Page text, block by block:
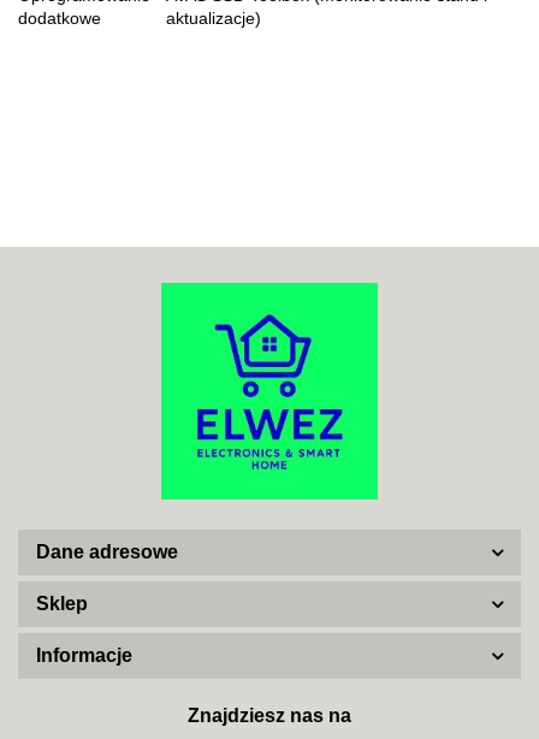
dodatkowe
aktualizacje)
ACO
ADATA
AJAX SYSTEMS
Dane adresowe
Sklep
Informacje
Znajdziesz nas na